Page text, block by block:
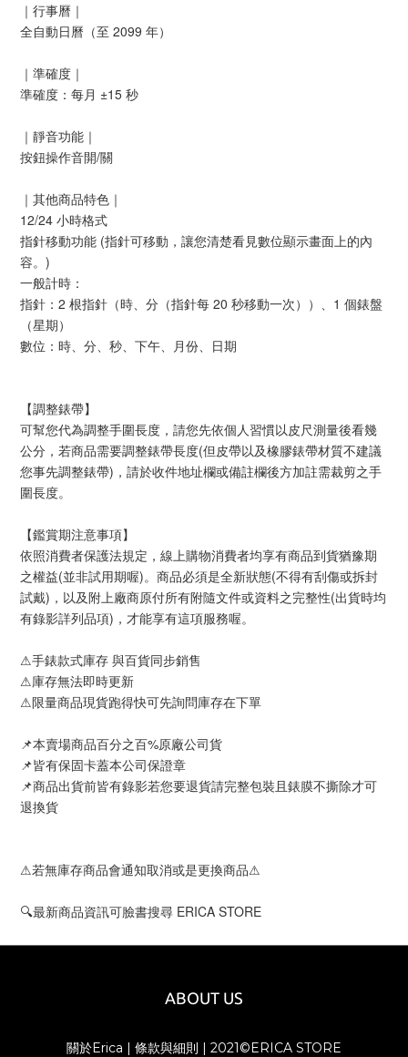
｜行事曆｜
全自動日曆（至 2099 年）
｜準確度｜
準確度：每月 ±15 秒
｜靜音功能｜
按鈕操作音開/關
｜其他商品特色｜
12/24 小時格式
指針移動功能 (指針可移動，讓您清楚看見數位顯示畫面上的內
容。)
一般計時：
指針：2 根指針（時、分（指針每 20 秒移動一次））、1 個錶盤
（星期）
數位：時、分、秒、下午、月份、日期
【調整錶帶】
可幫您代為調整手圍長度，請您先依個人習慣以皮尺測量後看幾
公分，若商品需要調整錶帶長度(但皮帶以及橡膠錶帶材質不建議
您事先調整錶帶)，請於收件地址欄或備註欄後方加註需裁剪之手
圍長度。
【鑑賞期注意事項】
依照消費者保護法規定，線上購物消費者均享有商品到貨猶豫期
之權益(並非試用期喔)。商品必須是全新狀態(不得有刮傷或拆封
試戴)，以及附上廠商原付所有附隨文件或資料之完整性(出貨時均
有錄影詳列品項)，才能享有這項服務喔。
⚠手錶款式庫存 與百貨同步銷售
⚠庫存無法即時更新
⚠限量商品現貨跑得快可先詢問庫存在下單
📌本賣場商品百分之百%原廠公司貨
📌皆有保固卡蓋本公司保證章
📌商品出貨前皆有錄影若您要退貨請完整包裝且錶膜不撕除才可
退換貨
⚠若無庫存商品會通知取消或是更換商品⚠
🔍最新商品資訊可臉書搜尋 ERICA STORE
ABOUT US
關於Erica | 條款與細則 | 2021©ERICA STORE